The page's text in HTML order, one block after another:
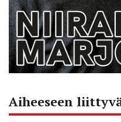
Aiheeseen